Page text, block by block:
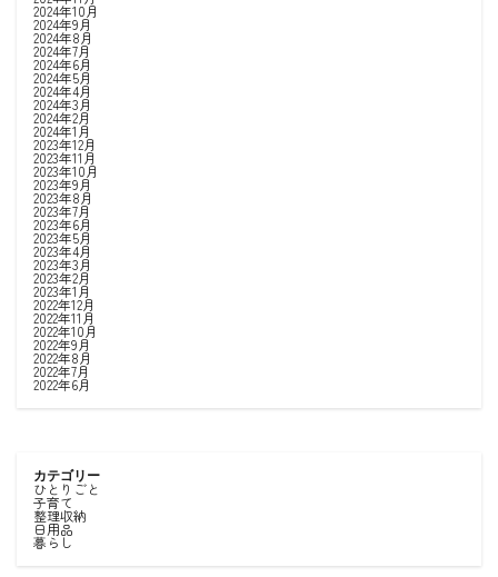
2024年10月
2024年9月
2024年8月
2024年7月
2024年6月
2024年5月
2024年4月
2024年3月
2024年2月
2024年1月
2023年12月
2023年11月
2023年10月
2023年9月
2023年8月
2023年7月
2023年6月
2023年5月
2023年4月
2023年3月
2023年2月
2023年1月
2022年12月
2022年11月
2022年10月
2022年9月
2022年8月
2022年7月
2022年6月
カテゴリー
ひとりごと
子育て
整理収納
日用品
暮らし